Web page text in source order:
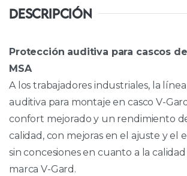
DESCRIPCIÓN
Protección auditiva para cascos
MSA
A los trabajadores industriales, la
auditiva para montaje en casco V-
confort mejorado y un rendimiento
calidad, con mejoras en el ajuste y el
sin concesiones en cuanto a la
marca V-Gard.